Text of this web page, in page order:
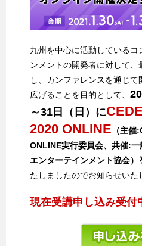
九州を中心に活動しているコ
ンメントの開発者に対して
し、カンファレンスを通じ
広げることを目的として、
～31日（日）に
2020 ONLINE （主
ONLINE実行委員会、共催:
エンターテインメント協会）
たしましたのでお知らせいた
現在受講申し込み受付